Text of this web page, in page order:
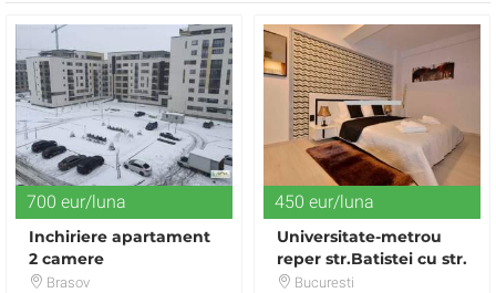
700 eur/luna
Inchiriere apartament
2 camere
Avantgarden-Coresi,
Brasov
450 eur/luna
Universitate-metrou
reper str.Batistei cu str.
C.A.Rosetti garsoniera
Bucuresti